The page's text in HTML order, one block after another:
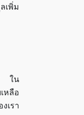
เพิ่ม
ใน
หลือ
เรา